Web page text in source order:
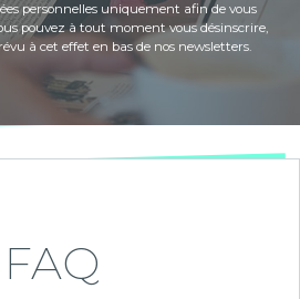
personnelles uniquement afin de vous
pouvez à tout moment vous désinscrire,
à cet effet en bas de nos newsletters.
FAQ